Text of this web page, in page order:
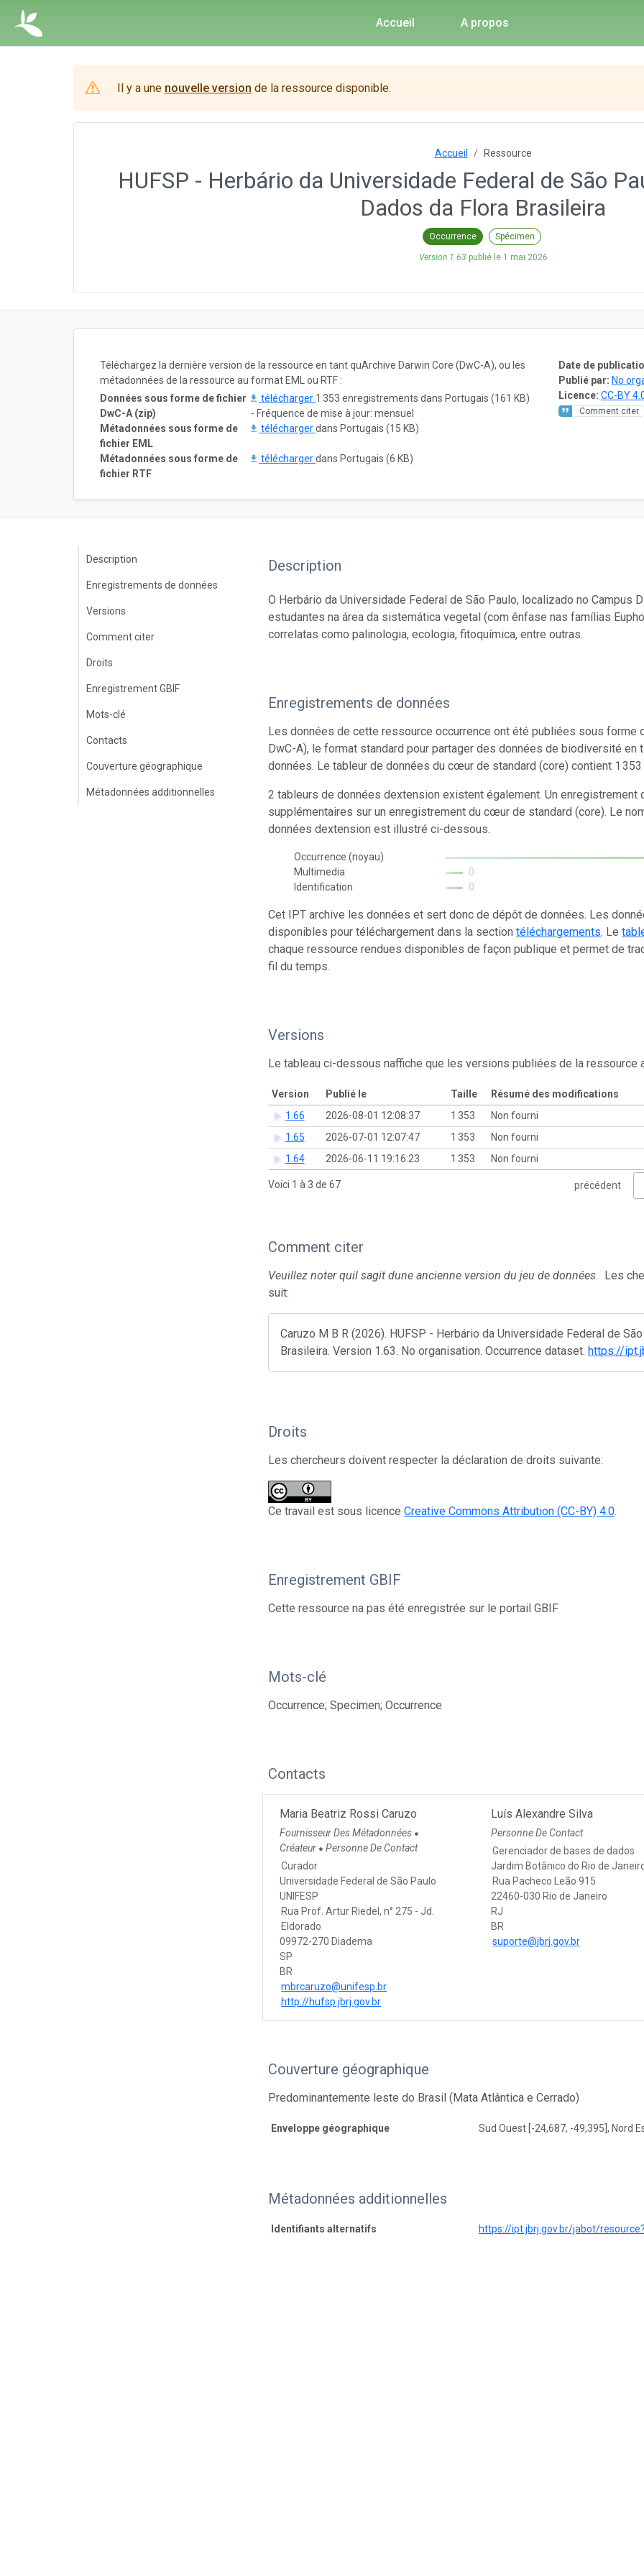
Accueil A propos
Il y a une nouvelle version de la ressource disponible.
Accueil Ressource
HUFSP - Herbário da Universidade Federal de São
Dados da Flora Brasileira
Occurrence Spécimen
Version 1.63 publié le 1 mai 2026
Date de
Publié par: No
Licence: CC-BY
Comment citer
Téléchargez la dernière version de la ressource en tant quArchive Darwin Core (DwC-A), ou les
métadonnées de la ressource au format EML ou RTF :
Données sous forme de fichier
DwC-A (zip)
télécharger 1 353 enregistrements dans Portugais (161 KB)
- Fréquence de mise à jour: mensuel
Métadonnées sous forme de
fichier EML
téléchargerdans Portugais (15 KB)
Métadonnées sous forme de
fichier RTF
téléchargerdans Portugais (6 KB)
Description
Enregistrements de données
Versions
Comment citer
Droits
Enregistrement GBIF
Mots-clé
Contacts
Couverture géographique
Métadonnées additionnelles
Description
O Herbário da Universidade Federal de São Paulo, localizado no Campus
estudantes na área da sistemática vegetal (com ênfase nas famílias
correlatas como palinologia, ecologia, fitoquímica, entre outras.
Enregistrements de données
Les données de cette ressource occurrence ont été publiées sous forme
DwC-A), le format standard pour partager des données de biodiversité
données. Le tableur de données du cœur de standard (core) contient 1
2 tableurs de données dextension existent également. Un
supplémentaires sur un enregistrement du cœur de standard (core). Le
données dextension est illustré ci-dessous.
Occurrence (noyau)
Multimedia
0
Identification
0
Cet IPT archive les données et sert donc de dépôt de données. Les
disponibles pour téléchargement dans la sectiontéléchargements. Le
chaque ressource rendues disponibles de façon publique et permet de
fil du temps.
Versions
Le tableau ci-dessous naffiche que les versions publiées de la ressource
Version Publié le Taille
Résumé des modifications
1.66
2026-08-01 12:08:37 1 353
Non fourni
1.65
2026-07-01 12:07:47 1 353
Non fourni
1.64
2026-06-11 19:16:23 1 353 Non fourni
Voici 1 à 3 de 67 précédent
Comment citer
Veuillez noter quil sagit dune ancienne version du jeu de données.
Les
suit:
Caruzo M B R (2026). HUFSP - Herbário da Universidade Federal de
Brasileira. Version 1.63. No organisation. Occurrence dataset. https://
Droits
Les chercheurs doivent respecter la déclaration de droits suivante:
Ce travail est sous licenceCreative Commons Attribution (CC-BY) 4.0.
Enregistrement GBIF
Cette ressource na pas été enregistrée sur le portail GBIF
Mots-clé
Occurrence; Specimen; Occurrence
Contacts
Maria Beatriz Rossi Caruzo
Fournisseur Des Métadonnées ●
Créateur ● Personne De Contact
Curador
Universidade Federal de São Paulo
UNIFESP
Rua Prof. Artur Riedel, n° 275 - Jd.
Eldorado
09972-270 Diadema
SP
BR
mbrcaruzo@unifesp.br
http://hufsp.jbrj.gov.br
Luís Alexandre Silva
Personne De Contact
Gerenciador de bases de dados
Jardim Botânico do Rio de
Rua Pacheco Leão 915
22460-030 Rio de Janeiro
RJ
BR
suporte@jbrj.gov.br
Couverture géographique
Predominantemente leste do Brasil (Mata Atlântica e Cerrado)
Enveloppe géographique Sud Ouest [-24,687, -49,395], Nord
Métadonnées additionnelles
Identifiants alternatifs https://ipt.jbrj.gov.br/jabot/